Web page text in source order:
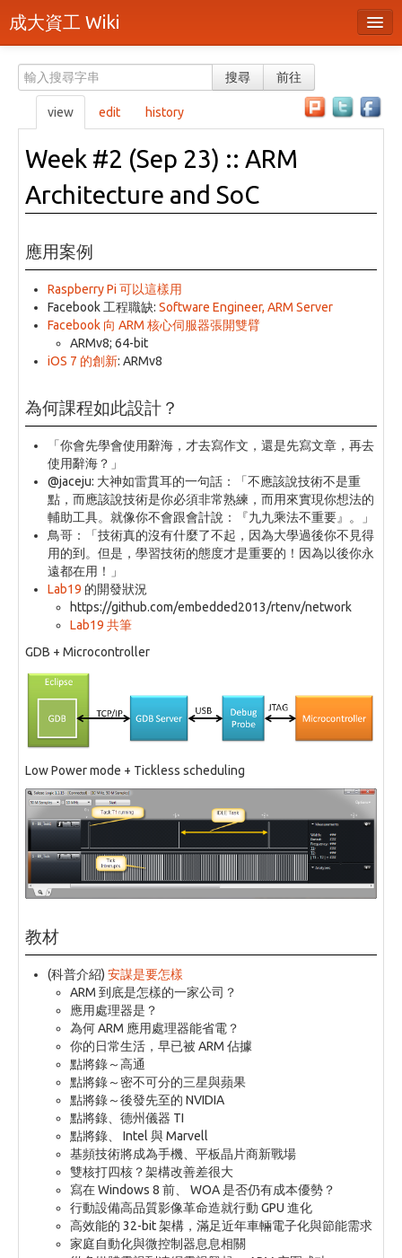
成大資工 Wiki
分類
隨機頁面
最近活動
上傳檔案
頁面原始檔
可列印版本
刪除本頁
搜尋 前往
view edit history
Week #2 (Sep 23) :: ARM
Architecture and SoC
應用案例
Raspberry Pi 可以這樣用
Facebook 工程職缺: Software Engineer, ARM Server
Facebook 向 ARM 核心伺服器張開雙臂
ARMv8; 64-bit
iOS 7 的創新: ARMv8
為何課程如此設計？
「你會先學會使用辭海，才去寫作文，還是先寫文章，再去
使用辭海？」
@jaceju: 大神如雷貫耳的一句話：「不應該說技術不是重
點，而應該說技術是你必須非常熟練，而用來實現你想法的
輔助工具。就像你不會跟會計說：『九九乘法不重要』。」
鳥哥：「技術真的沒有什麼了不起，因為大學過後你不見得
用的到。但是，學習技術的態度才是重要的！因為以後你永
遠都在用！」
Lab19 的開發狀況
https://github.com/embedded2013/rtenv/network
Lab19 共筆
GDB + Microcontroller
Low Power mode + Tickless scheduling
教材
(科普介紹) 安謀是要怎樣
ARM 到底是怎樣的一家公司？
應用處理器是？
為何 ARM 應用處理器能省電？
你的日常生活，早已被 ARM 佔據
點將錄～高通
點將錄～密不可分的三星與蘋果
點將錄～後發先至的 NVIDIA
點將錄、德州儀器 TI
點將錄、 Intel 與 Marvell
基頻技術將成為手機、平板晶片商新戰場
雙核打四核？架構改善差很大
寫在 Windows 8 前、 WOA 是否仍有成本優勢？
行動設備高品質影像革命造就行動 GPU 進化
高效能的 32-bit 架構，滿足近年車輛電子化與節能需求
家庭自動化與微控制器息息相關